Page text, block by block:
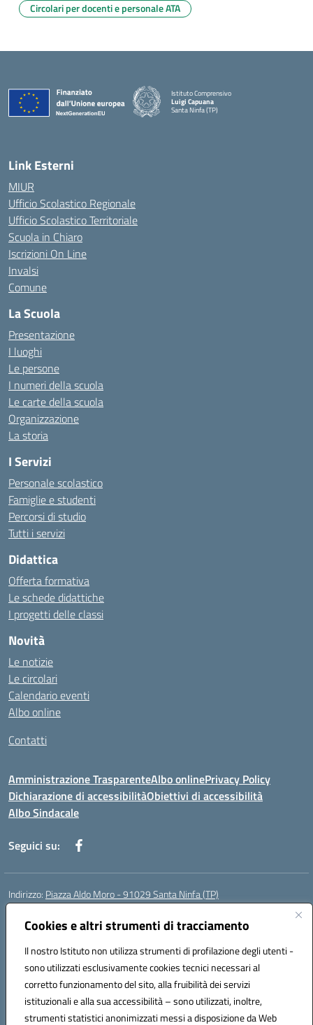
Cookies e altri strumenti di tracciamento
Il nostro Istituto non utilizza strumenti di profilazione degli utenti -
sono utilizzati esclusivamente cookies tecnici necessari al
corretto funzionamento del sito, alla fruibilità dei servizi
istituzionali e alla sua accessibilità – sono utilizzati, inoltre,
strumenti statistici anonimizzati messi a disposizione da Web
Circolari per docenti e personale ATA
Istituto Comprensivo
Luigi Capuana
Santa Ninfa (TP)
Link Esterni
MIUR
Ufficio Scolastico Regionale
Ufficio Scolastico Territoriale
Scuola in Chiaro
Iscrizioni On Line
Invalsi
Comune
La Scuola
Presentazione
I luoghi
Le persone
I numeri della scuola
Le carte della scuola
Organizzazione
La storia
I Servizi
Personale scolastico
Famiglie e studenti
Percorsi di studio
Tutti i servizi
Didattica
Offerta formativa
Le schede didattiche
I progetti delle classi
Novità
Le notizie
Le circolari
Calendario eventi
Albo online
Contatti
Amministrazione TrasparenteAlbo onlinePrivacy Policy
Dichiarazione di accessibilitàObiettivi di accessibilità
Albo Sindacale
Seguici su:
Indirizzo: Piazza Aldo Moro - 91029 Santa Ninfa (TP)
Centralino:
Posta elettronica certificata (PEC):tpic807004@pec.istruzione.it
Codice fiscale: 81002070811
Codice meccanografico:TPIC807004
Codice Indice delle Pubbliche Amministrazioni (IPA): istsc_tpic807004
Codice unico di fatturazione (CUF): UFLMAN